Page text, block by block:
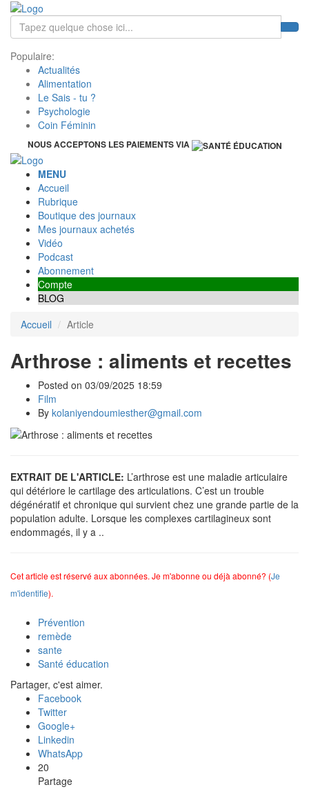
Populaire:
Actualités
Alimentation
Le Sais - tu ?
Psychologie
Coin Féminin
NOUS ACCEPTONS LES PAIEMENTS VIA
MENU
Accueil
Rubrique
Boutique des journaux
Mes journaux achetés
Vidéo
Podcast
Abonnement
Compte
BLOG
Accueil
Article
Arthrose : aliments et recettes
Posted on 03/09/2025 18:59
Film
By kolaniyendoumiesther@gmail.com
EXTRAIT DE L'ARTICLE: L’arthrose est une maladie articulaire
qui détériore le cartilage des articulations. C’est un trouble
dégénératif et chronique qui survient chez une grande partie de la
population adulte. Lorsque les complexes cartilagineux sont
endommagés, il y a ..
Cet article est réservé aux abonnées. Je m'abonne ou déjà abonné? (Je
m'identifie).
Prévention
remède
sante
Santé éducation
Partager, c'est aimer.
Facebook
Twitter
Google+
Linkedin
WhatsApp
20
Partage